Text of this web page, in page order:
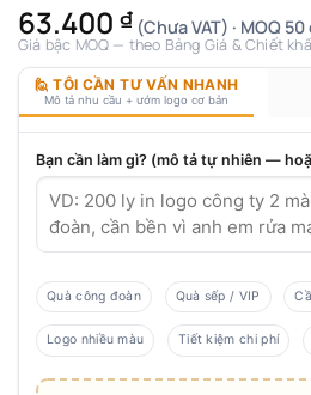
63.400 ₫ (Chưa VAT) · MOQ 50
Giá bậc MOQ — theo Bảng Giá & Chiết
🙋 TÔI CẦN TƯ VẤN NHANH
Mô tả nhu cầu + ướm logo cơ bản
Bạn cần làm gì? (mô tả tự nhiên —
Quà công đoàn Quà sếp / VIP
Logo nhiều màu Tiết kiệm chi phí